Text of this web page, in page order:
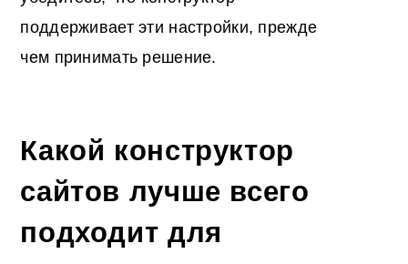
поддерживает эти настройки, прежде
чем принимать решение.
Какой конструктор
сайтов лучше всего
подходит для